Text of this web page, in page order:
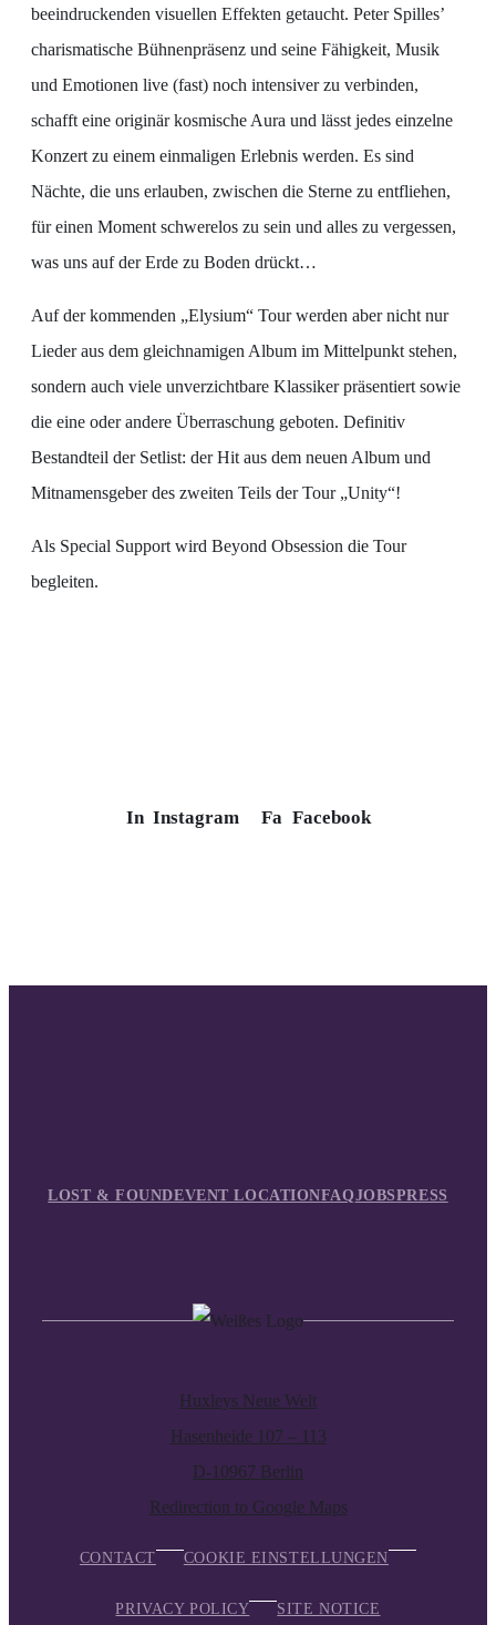
beeindruckenden visuellen Effekten getaucht. Peter Spilles’
charismatische Bühnenpräsenz und seine Fähigkeit, Musik
und Emotionen live (fast) noch intensiver zu verbinden,
schafft eine originär kosmische Aura und lässt jedes einzelne
Konzert zu einem einmaligen Erlebnis werden. Es sind
Nächte, die uns erlauben, zwischen die Sterne zu entfliehen,
für einen Moment schwerelos zu sein und alles zu vergessen,
was uns auf der Erde zu Boden drückt…
Auf der kommenden „Elysium“ Tour werden aber nicht nur
Lieder aus dem gleichnamigen Album im Mittelpunkt stehen,
sondern auch viele unverzichtbare Klassiker präsentiert sowie
die eine oder andere Überraschung geboten. Definitiv
Bestandteil der Setlist: der Hit aus dem neuen Album und
Mitnamensgeber des zweiten Teils der Tour „Unity“!
Als Special Support wird Beyond Obsession die Tour
begleiten.
In Instagram Fa Facebook
LOST & FOUNDEVENT LOCATIONFAQJOBSPRESS
Huxleys Neue Welt
Hasenheide 107 – 113
D-10967 Berlin
Redirection to Google Maps
CONTACT COOKIE EINSTELLUNGEN
PRIVACY POLICY SITE NOTICE